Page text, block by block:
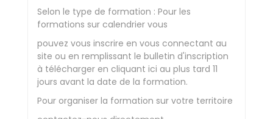
Selon le type de formation : Pour les
formations sur calendrier vous
pouvez vous inscrire en vous connectant au
site ou en remplissant le bulletin d'inscription
à télécharger en cliquant ici au plus tard 11
jours avant la date de la formation.
Pour organiser la formation sur votre territoire